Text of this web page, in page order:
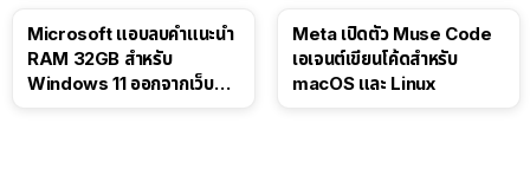
Microsoft แอบลบคำแนะนำ
RAM 32GB สำหรับ
Windows 11 ออกจากเว็บตัว
Meta เปิดตัว Muse Code
เอเจนต์เขียนโค้ดสำหรับ
macOS และ Linux